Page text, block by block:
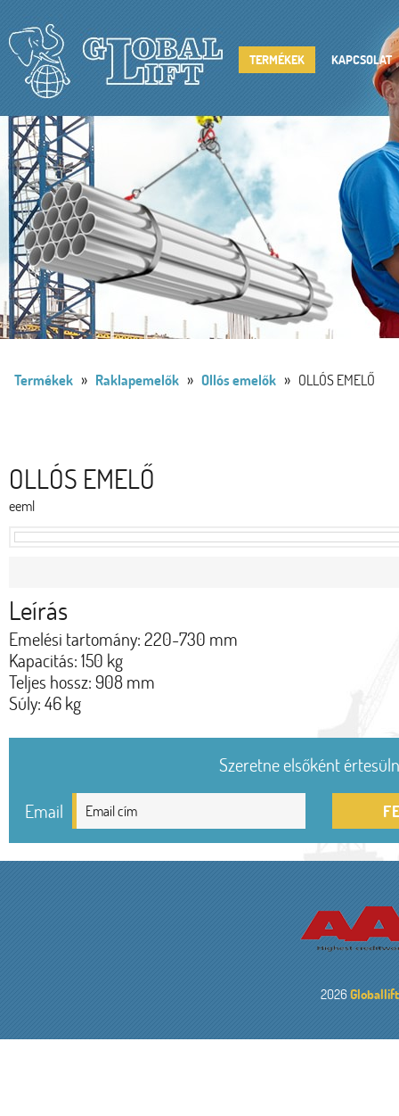
TERMÉKEK KAPCSOLAT
Termékek » Raklapemelők » Ollós emelők » OLLÓS EMELŐ
OLLÓS EMELŐ
eeml
Leírás
Emelési tartomány: 220-730 mm
Kapacitás: 150 kg
Teljes hossz: 908 mm
Súly: 46 kg
Szeretne elsőként
Email
2026